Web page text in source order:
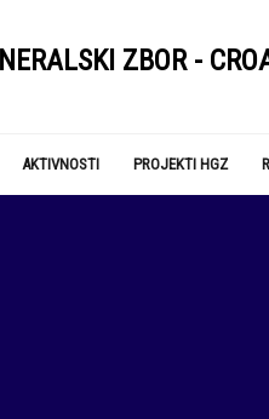
AKTIVNOSTI PROJEKTI HGZ